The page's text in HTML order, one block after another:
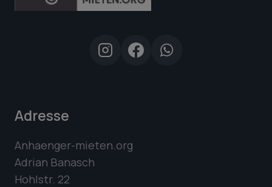
Adresse
Anhaenger-mieten.org
Adrian Banasch
Hohlstr. 22